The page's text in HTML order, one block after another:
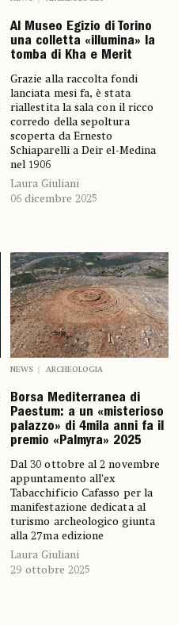
Al Museo Egizio di Torino
una colletta «illumina» la
tomba di Kha e Merit
Grazie alla raccolta fondi
lanciata mesi fa, è stata
riallestita la sala con il ricco
corredo della sepoltura
scoperta da Ernesto
Schiaparelli a Deir el-Medina
nel 1906
Laura Giuliani
06 dicembre 2025
NEWS ARCHEOLOGIA
Borsa Mediterranea di
Paestum: a un «misterioso
palazzo» di 4mila anni fa il
premio «Palmyra» 2025
Dal 30 ottobre al 2 novembre
appuntamento all’ex
Tabacchificio Cafasso per la
manifestazione dedicata al
turismo archeologico giunta
alla 27ma edizione
Laura Giuliani
29 ottobre 2025